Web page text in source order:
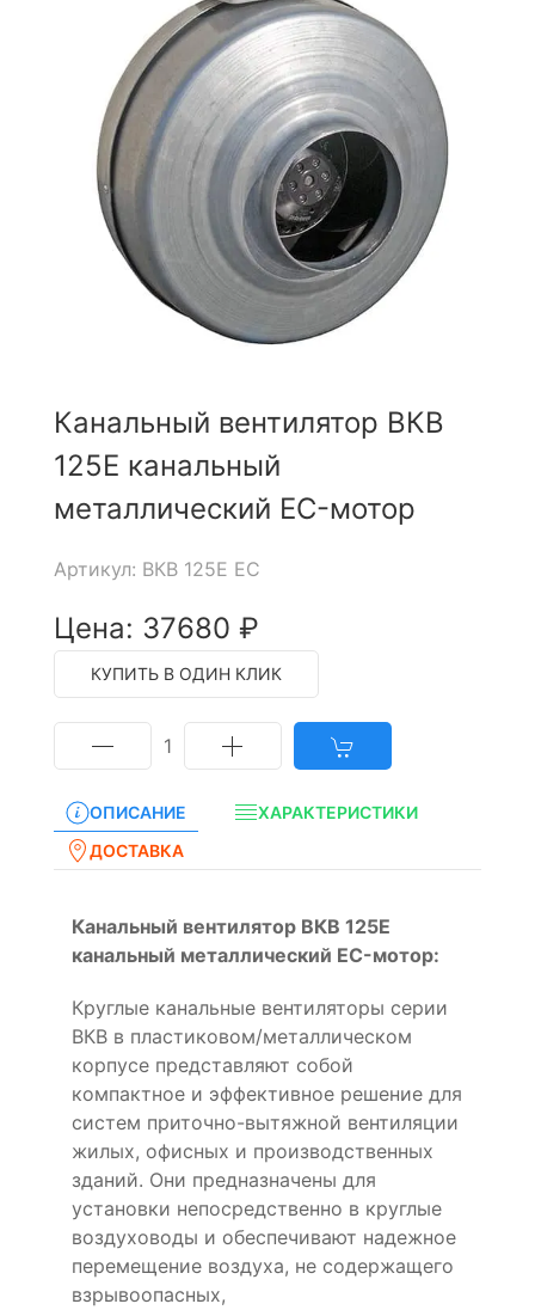
Канальный вентилятор ВКВ
125E канальный
металлический EC-мотор
Артикул: ВКВ 125E EC
Цена: 37680 ₽
КУПИТЬ В ОДИН КЛИК
1
ОПИСАНИЕ
ХАРАКТЕРИСТИКИ
ДОСТАВКА
Канальный вентилятор ВКВ 125E
канальный металлический EC-мотор:
Круглые канальные вентиляторы серии
ВКВ в пластиковом/металлическом
корпусе представляют собой
компактное и эффективное решение для
систем приточно-вытяжной вентиляции
жилых, офисных и производственных
зданий. Они предназначены для
установки непосредственно в круглые
воздуховоды и обеспечивают надежное
перемещение воздуха, не содержащего
взрывоопасных,